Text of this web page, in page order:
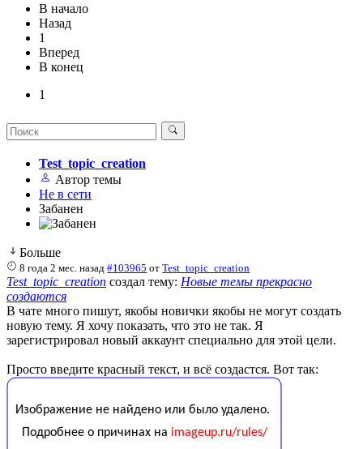
В начало
Назад
1
Вперед
В конец
1
Test_topic_creation
Автор темы
Не в сети
Забанен
Больше
8 года 2 мес. назад #103965 отTest_topic_creation
Test_topic_creation создал тему: Новые темы прекрасно
создаются
В чате много пишут, якобы новички якобы не могут создать
новую тему. Я хочу показать, что это не так. Я
зарегистрировал новый аккаунт специально для этой цели.
Просто введите красный текст, и всё создастся. Вот так: